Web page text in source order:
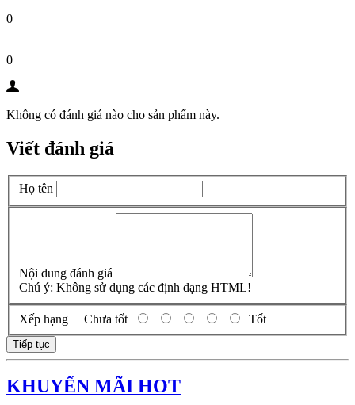
0
0
Không có đánh giá nào cho sản phẩm này.
Viết đánh giá
Họ tên
Nội dung đánh giá
Chú ý: Không sử dụng các định dạng HTML!
Xếp hạng Chưa tốt Tốt
Tiếp tục
KHUYẾN MÃI HOT